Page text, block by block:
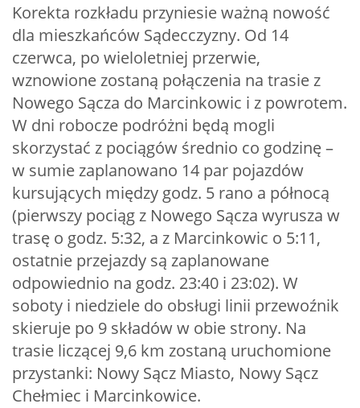
Korekta rozkładu przyniesie ważną nowość
dla mieszkańców Sądecczyzny. Od 14
czerwca, po wieloletniej przerwie,
wznowione zostaną połączenia na trasie z
Nowego Sącza do Marcinkowic i z powrotem.
W dni robocze podróżni będą mogli
skorzystać z pociągów średnio co godzinę –
w sumie zaplanowano 14 par pojazdów
kursujących między godz. 5 rano a północą
(pierwszy pociąg z Nowego Sącza wyrusza w
trasę o godz. 5:32, a z Marcinkowic o 5:11,
ostatnie przejazdy są zaplanowane
odpowiednio na godz. 23:40 i 23:02). W
soboty i niedziele do obsługi linii przewoźnik
skieruje po 9 składów w obie strony. Na
trasie liczącej 9,6 km zostaną uruchomione
przystanki: Nowy Sącz Miasto, Nowy Sącz
Chełmiec i Marcinkowice.